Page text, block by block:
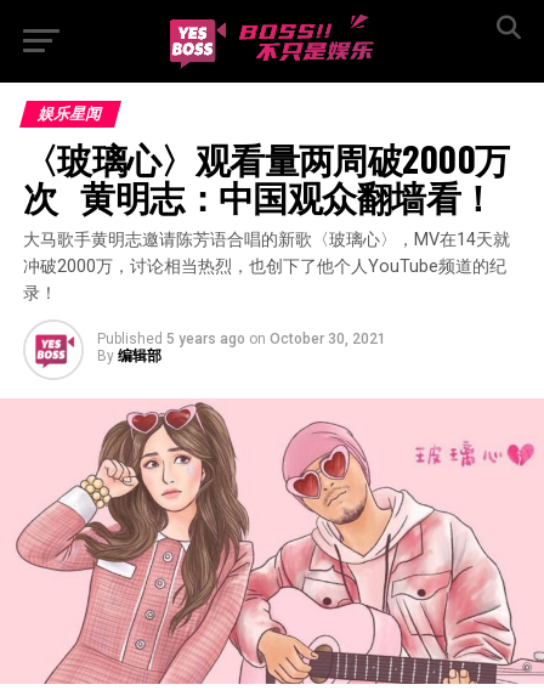
娱乐星闻
〈玻璃心〉观看量两周破2000万
次   黄明志：中国观众翻墙看！
大马歌手黄明志邀请陈芳语合唱的新歌〈玻璃心〉，MV在14天就
冲破2000万，讨论相当热烈，也创下了他个人YouTube频道的纪
录！
Published 5 years ago on October 30, 2021
By 编辑部